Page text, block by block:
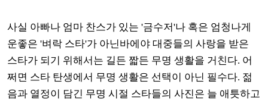
사실 아빠나 엄마 찬스가 있는 '금수저'나 혹은 엄청나게
운좋은 '벼락 스타'가 아닌바에야 대중들의 사랑을 받은
스타가 되기 위해서는 길든 짧든 무명 생활을 거친다. 어
쩌면 스타 탄생에서 무명 생활은 선택이 아닌 필수다. 젊
음과 열정이 담긴 무명 시절 스타들의 사진은 늘 애틋하고